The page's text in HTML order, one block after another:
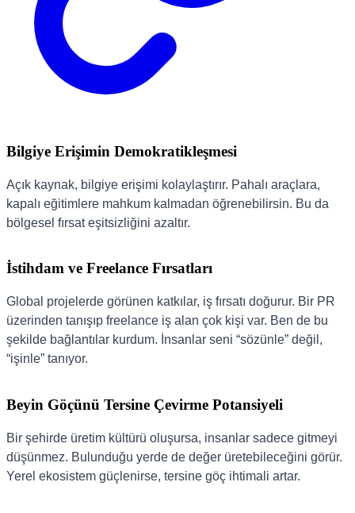
Bilgiye Erişimin Demokratikleşmesi
Açık kaynak, bilgiye erişimi kolaylaştırır. Pahalı araçlara,
kapalı eğitimlere mahkum kalmadan öğrenebilirsin. Bu da
bölgesel fırsat eşitsizliğini azaltır.
İstihdam ve Freelance Fırsatları
Global projelerde görünen katkılar, iş fırsatı doğurur. Bir PR
üzerinden tanışıp freelance iş alan çok kişi var. Ben de bu
şekilde bağlantılar kurdum. İnsanlar seni “sözünle” değil,
“işinle” tanıyor.
Beyin Göçünü Tersine Çevirme Potansiyeli
Bir şehirde üretim kültürü oluşursa, insanlar sadece gitmeyi
düşünmez. Bulunduğu yerde de değer üretebileceğini görür.
Yerel ekosistem güçlenirse, tersine göç ihtimali artar.